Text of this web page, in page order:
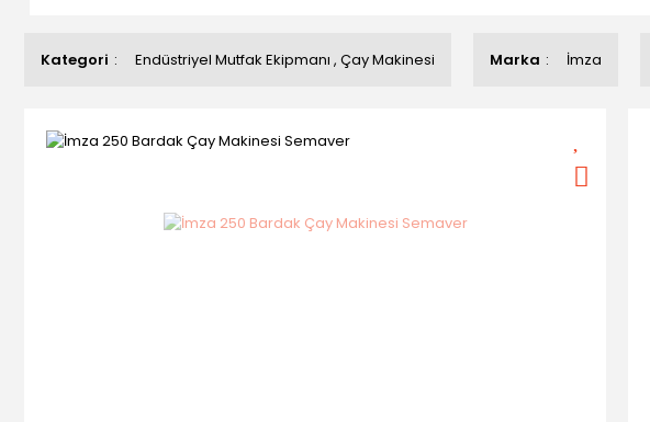
Kategori Endüstriyel Mutfak Ekipmanı , Çay Makinesi Marka İmza